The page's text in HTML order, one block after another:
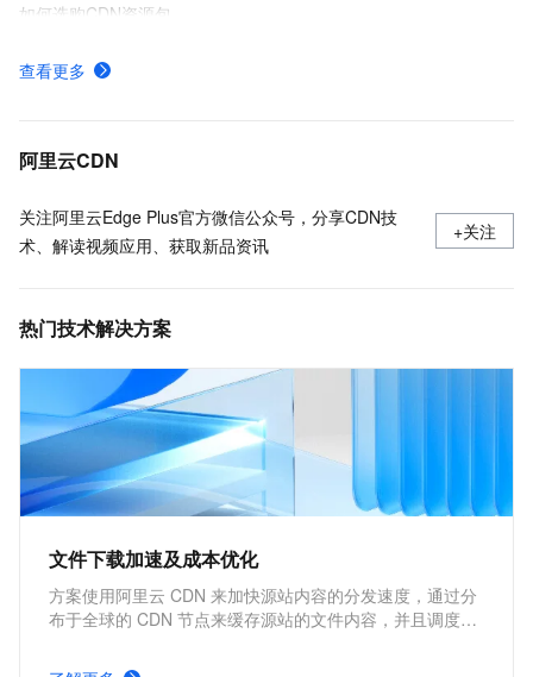
如何选购CDN资源包
阿里云CDN使用流程概览
了解CDN默认缓存时间并配置缓存过期时间
查看更多
阿里云CDN
关注阿里云Edge Plus官方微信公众号，分享CDN技
术、解读视频应用、获取新品资讯
+关注
热门技术解决方案
文件下载加速及成本优化
方案使用阿里云 CDN 来加快源站内容的分发速度，通过分
布于全球的 CDN 节点来缓存源站的文件内容，并且调度用
加快文件下载速度，提高网站性能。核心优势包括改善用户